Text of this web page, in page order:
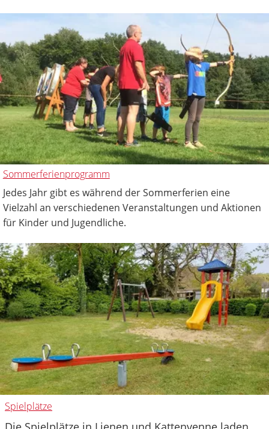
Sommerferienprogramm
Jedes Jahr gibt es während der Sommerferien eine
Vielzahl an verschiedenen Veranstaltungen und Aktionen
für Kinder und Jugendliche.
Spielplätze